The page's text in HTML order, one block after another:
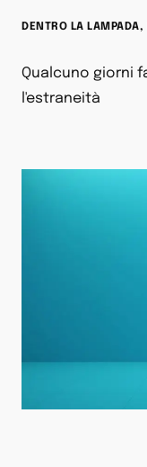
DENTRO LA LAMPADA,
Qualcuno giorni
l'estraneità